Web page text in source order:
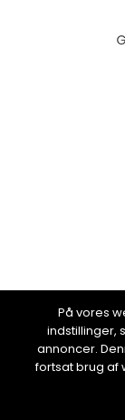
På vores
indstillinger,
annoncer.
fortsat brug af